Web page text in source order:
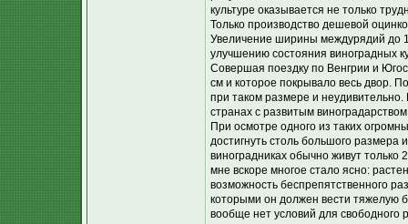
культуре оказывается не только
Только производство дешевой
Увеличение ширины междурядий до
улучшению состояния виноградных
Совершая поездку по Венгрии и
см и которое покрывало весь двор.
при таком размере и
странах с развитым
При осмотре одного из таких
достигнуть столь большого размера
виноградниках обычно живут
мне вскоре многое стало ясно:
возможность беспрепятственного
которыми он должен вести тяжелую
вообще нет условий для свободного